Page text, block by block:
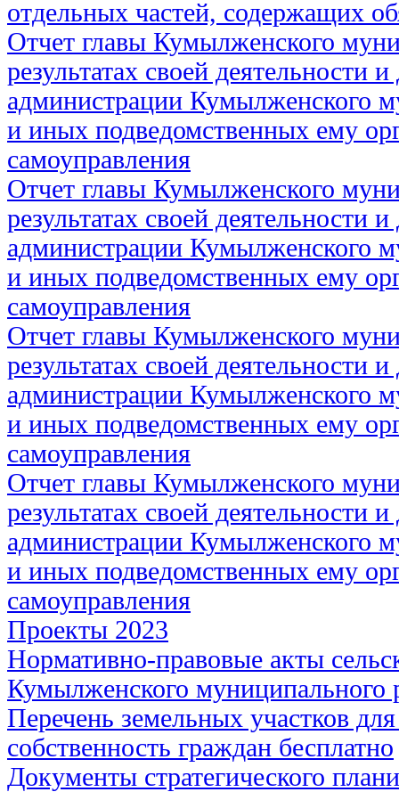
отдельных частей, содержащих
Отчет главы Кумылженского
результатах своей деятельности
администрации Кумылженского
и иных подведомственных ему
самоуправления
Отчет главы Кумылженского
результатах своей деятельности
администрации Кумылженского
и иных подведомственных ему
самоуправления
Отчет главы Кумылженского
результатах своей деятельности
администрации Кумылженского
и иных подведомственных ему
самоуправления
Отчет главы Кумылженского
результатах своей деятельности
администрации Кумылженского
и иных подведомственных ему
самоуправления
Проекты 2023
Нормативно-правовые акты
Кумылженского муниципального
Перечень земельных участков
собственность граждан бесплатно
Документы стратегического